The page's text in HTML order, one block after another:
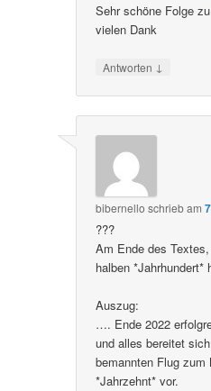
Sehr schöne Folge
vielen Dank
Antworten ↓
bibernello schriebam
???
Am Ende des
halben *Jahrhundert*
Auszug:
…. Ende 2022
und alles bereitet
bemannten Flug
*Jahrzehnt* vor.